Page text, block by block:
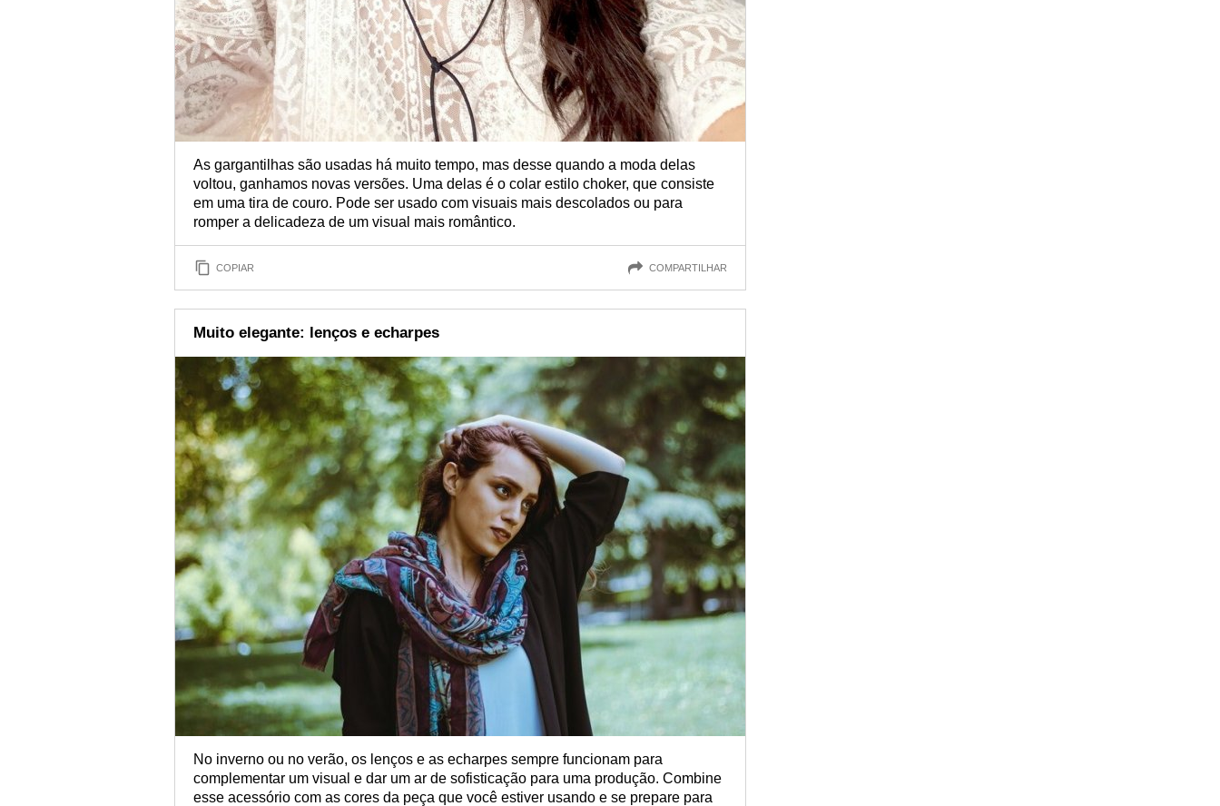
As gargantilhas são usadas há muito tempo, mas desse quando a moda delas
voltou, ganhamos novas versões. Uma delas é o colar estilo choker, que consiste
em uma tira de couro. Pode ser usado com visuais mais descolados ou para
romper a delicadeza de um visual mais romântico.
COPIAR COMPARTILHAR
Muito elegante: lenços e echarpes
No inverno ou no verão, os lenços e as echarpes sempre funcionam para
complementar um visual e dar um ar de sofisticação para uma produção. Combine
esse acessório com as cores da peça que você estiver usando e se prepare para